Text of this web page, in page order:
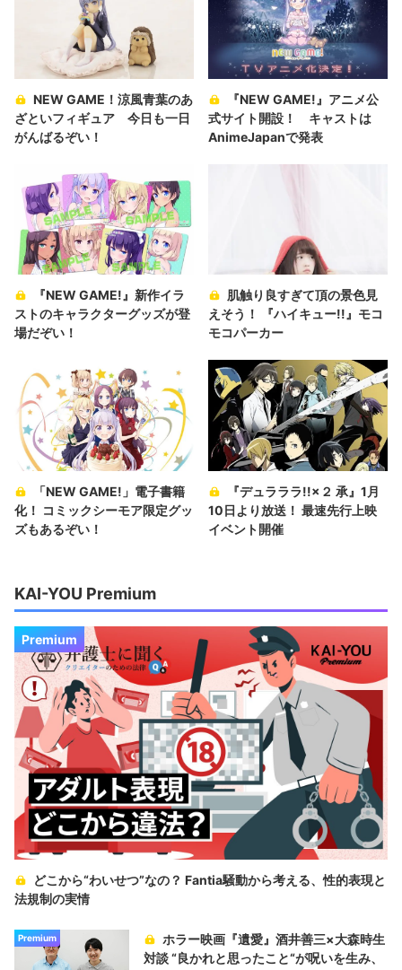
NEW GAME！涼風青葉のあ
ざといフィギュア 今日も一日
がんばるぞい！
『NEW GAME!』アニメ公
式サイト開設！ キャストは
AnimeJapanで発表
『NEW GAME!』新作イラ
ストのキャラクターグッズが登
場だぞい！
肌触り良すぎて頂の景色見
えそう！ 『ハイキュー!!』モコ
モコパーカー
「NEW GAME!」電子書籍
化！ コミックシーモア限定グッ
ズもあるぞい！
『デュラララ!!×２ 承』1月
10日より放送！ 最速先行上映
イベント開催
KAI-YOU Premium
Premium
どこから“わいせつ”なの？ Fantia騒動から考える、性的表現と
法規制の実情
Premium
ホラー映画『遺愛』酒井善三×大森時生
対談 “良かれと思ったこと“が呪いを生み、